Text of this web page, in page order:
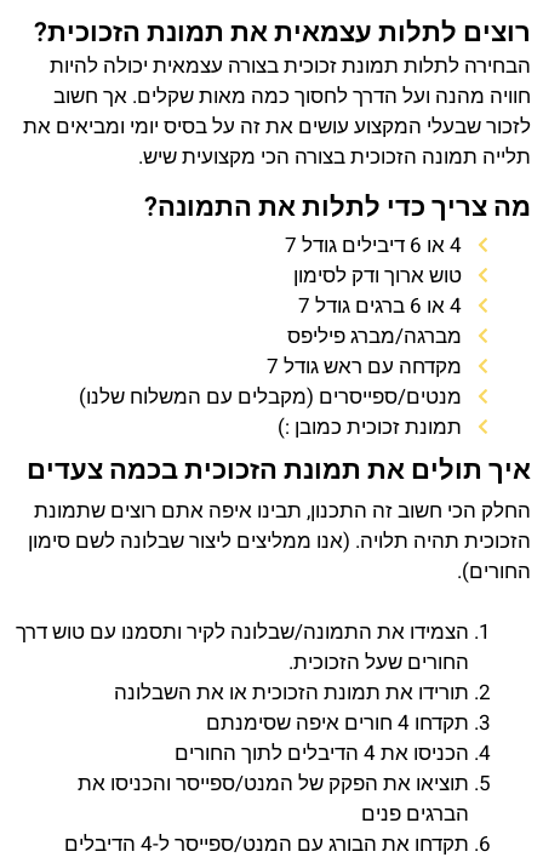
רוצים לתלות עצמאית את תמונת הזכוכית?
הבחירה לתלות תמונת זכוכית בצורה עצמאית יכולה להיות
חוויה מהנה ועל הדרך לחסוך כמה מאות שקלים. אך חשוב
לזכור שבעלי המקצוע עושים את זה על בסיס יומי ומביאים את
תלייה תמונה הזכוכית בצורה הכי מקצועית שיש.
מה צריך כדי לתלות את התמונה?
4 או 6 דיבילים גודל 7
טוש ארוך ודק לסימון
4 או 6 ברגים גודל 7
מברגה/מברג פיליפס
מקדחה עם ראש גודל 7
מנטים/ספייסרים (מקבלים עם המשלוח שלנו)
תמונת זכוכית כמובן :)
איך תולים את תמונת הזכוכית בכמה צעדים
החלק הכי חשוב זה התכנון, תבינו איפה אתם רוצים שתמונת
הזכוכית תהיה תלויה. (אנו ממליצים ליצור שבלונה לשם סימון
החורים).
הצמידו את התמונה/שבלונה לקיר ותסמנו עם טוש דרך
החורים שעל הזכוכית.
תורידו את תמונת הזכוכית או את השבלונה
תקדחו 4 חורים איפה שסימנתם
הכניסו את 4 הדיבלים לתוך החורים
תוציאו את הפקק של המנט/ספייסר והכניסו את
הברגים פנים
תקדחו את הבורג עם המנט/ספייסר ל-4 הדיבלים